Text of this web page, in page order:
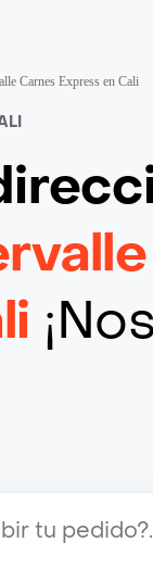
Carnes Express en Cali